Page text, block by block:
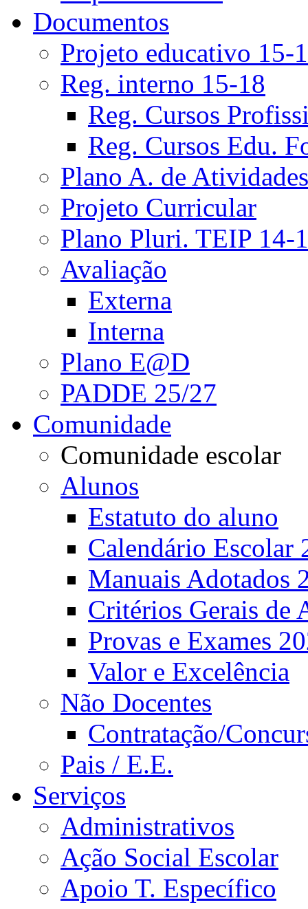
Documentos
Projeto educativo 15-
Reg. interno 15-18
Reg. Cursos
Reg. Cursos Edu.
Plano A. de Atividades
Projeto Curricular
Plano Pluri. TEIP 14-
Avaliação
Externa
Interna
Plano E@D
PADDE 25/27
Comunidade
Comunidade escolar
Alunos
Estatuto do aluno
Calendário Escolar
Manuais Adotados
Critérios Gerais de
Provas e Exames
Valor e Excelência
Não Docentes
Contratação/
Pais / E.E.
Serviços
Administrativos
Ação Social Escolar
Apoio T. Específico